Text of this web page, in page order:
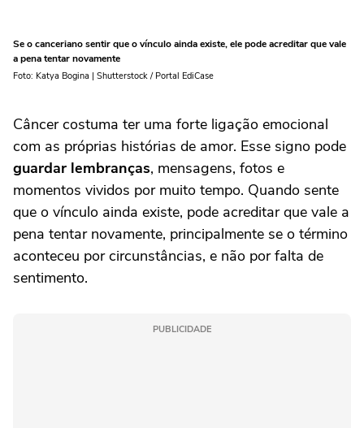
Se o canceriano sentir que o vínculo ainda existe, ele pode acreditar que vale
a pena tentar novamente
Foto: Katya Bogina | Shutterstock / Portal EdiCase
Câncer costuma ter uma forte ligação emocional
com as próprias histórias de amor. Esse signo pode
guardar lembranças, mensagens, fotos e
momentos vividos por muito tempo. Quando sente
que o vínculo ainda existe, pode acreditar que vale a
pena tentar novamente, principalmente se o término
aconteceu por circunstâncias, e não por falta de
sentimento.
PUBLICIDADE